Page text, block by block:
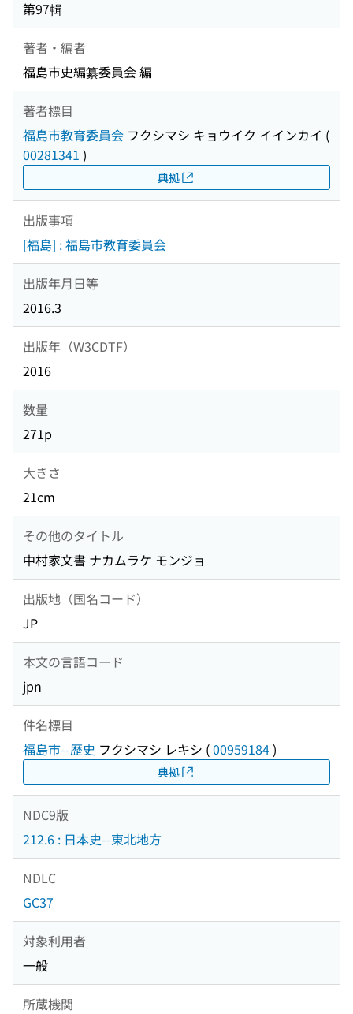
第97輯
著者・編者
福島市史編纂委員会 編
著者標目
福島市教育委員会 フクシマシ キョウイク イインカイ (
00281341 )
典拠
出版事項
[福島] : 福島市教育委員会
出版年月日等
2016.3
出版年（W3CDTF）
2016
数量
271p
大きさ
21cm
その他のタイトル
中村家文書 ナカムラケ モンジョ
出版地（国名コード）
JP
本文の言語コード
jpn
件名標目
福島市--歴史 フクシマシ レキシ (00959184)
典拠
NDC9版
212.6 : 日本史--東北地方
NDLC
GC37
対象利用者
一般
所蔵機関